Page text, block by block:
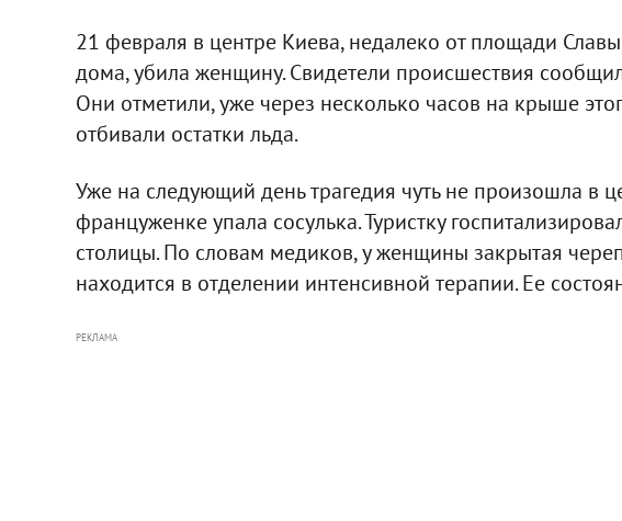
21 февраля в центре Киева, недалеко от площади
дома, убила женщину. Свидетели происшествия
Они отметили, уже через несколько часов на крыше
отбивали остатки льда.
Уже на следующий день трагедия чуть не произошла в
француженке упала сосулька. Туристку
столицы. По словам медиков, у женщины закрытая
находится в отделении интенсивной терапии. Ее
РЕКЛАМА